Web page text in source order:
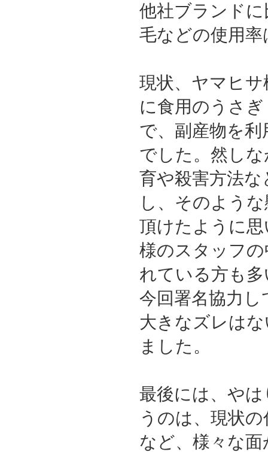
他社ブランド
毛などの使用
現状、ヤマヒ
に食用のうさ
で、副産物を
でした。然し
育や殺害方法
し、そのよう
頂けたように
様のスタッフ
れている方も
今回署名協力
大きなズレは
ました。
最後には、や
うのは、現状
など、様々な